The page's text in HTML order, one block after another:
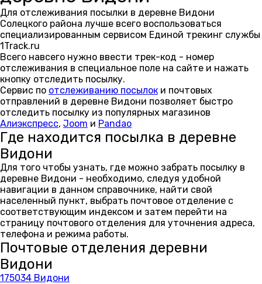
Для отслеживания посылки в деревне Видони
Солецкого района лучше всего воспользоваться
специализированным сервисом Единой трекинг службы
1Track.ru
Всего навсего нужно ввести трек-код - номер
отслеживания в специальное поле на сайте и нажать
кнопку отследить посылку.
Сервис по отслеживанию посылок и почтовых
отправлений в деревне Видони позволяет быстро
отследить посылку из популярных магазинов
Алиэкспресс, Joom и Pandao
Где находится посылка в деревне
Видони
Для того чтобы узнать, где можно забрать посылку в
деревне Видони - необходимо, следуя удобной
навигации в данном справочнике, найти свой
населенный пункт, выбрать почтовое отделение с
соответствующим индексом и затем перейти на
страницу почтового отделения для уточнения адреса,
телефона и режима работы.
Почтовые отделения деревни
Видони
175034 Видони